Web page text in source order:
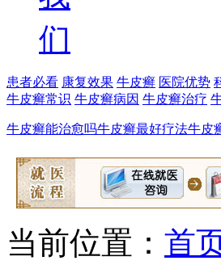
们
患者必看 康复效果 牛皮癣 医院优势
牛皮癣常识 牛皮癣病因 牛皮癣治疗
牛皮癣能治愈吗牛皮癣最好疗法牛皮
当前位置： 首